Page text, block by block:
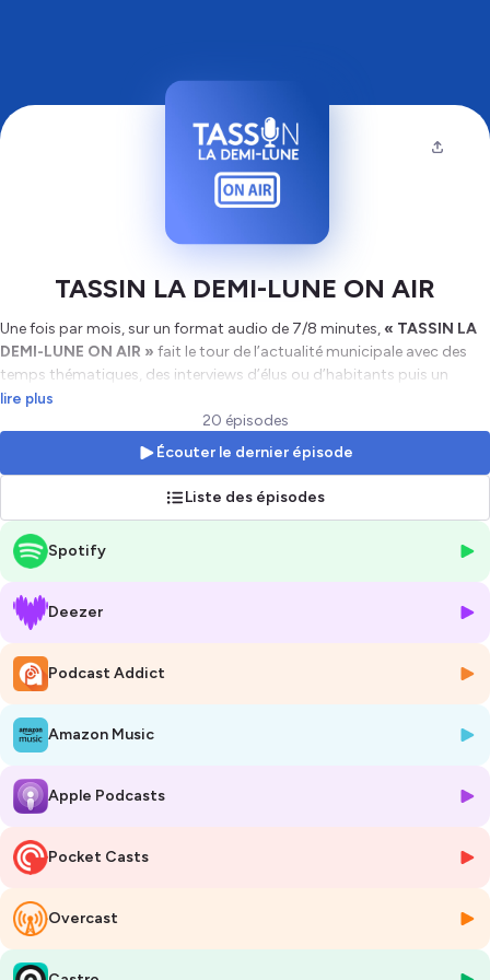
TASSIN LA DEMI-LUNE ON AIR
Une fois par mois, sur un format audio de 7/8 minutes, « TASSIN LA
DEMI-LUNE ON AIR » fait le tour de l’actualité municipale avec des
temps thématiques, des interviews d’élus ou d’habitants puis un
agenda mensuel. La Ville se positionne ainsi comme une collectivité
innovante, première de la Métropole Lyonnaise à s’emparer de ce
nouveau support de communication. Informatif, percutant et
« TASSIN LA DEMI-LUNE ON AIR »
Tassilunois à écouter leur Ville !
Hébergé par Ausha. Visitez
pour plus d'informations.
lire plus
20 épisodes
Écouter le dernier épisode
Liste des épisodes
Spotify
Deezer
Podcast Addict
Amazon Music
Apple Podcasts
Pocket Casts
Overcast